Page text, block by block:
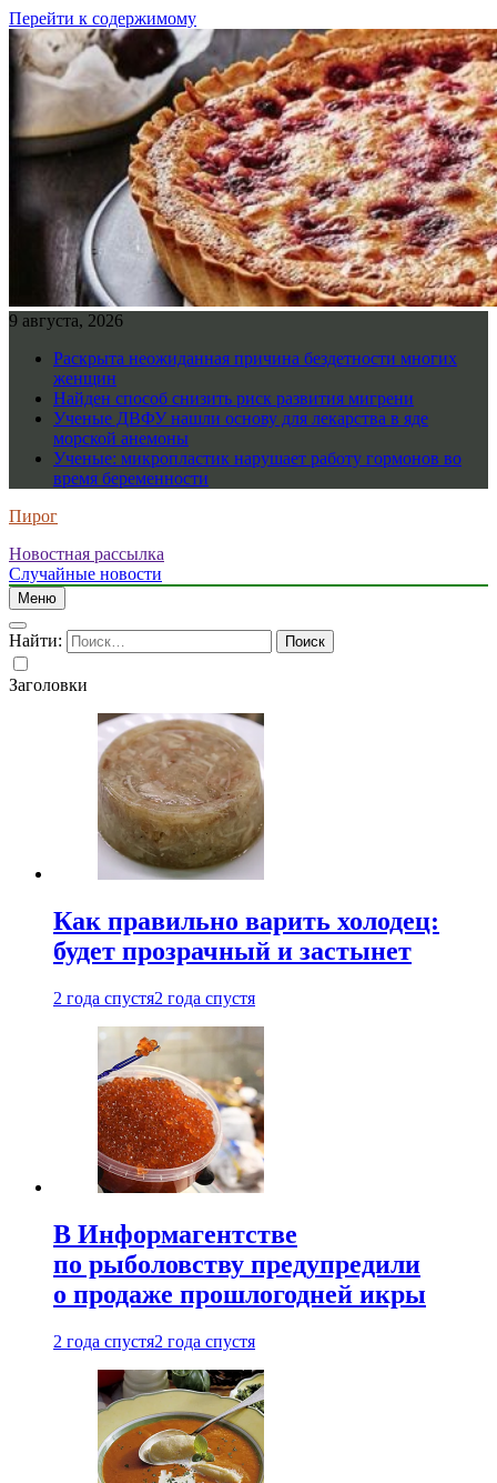
Перейти к содержимому
9 августа, 2026
Раскрыта неожиданная причина бездетности многих
женщин
Найден способ снизить риск развития мигрени
Ученые ДВФУ нашли основу для лекарства в яде
морской анемоны
Ученые: микропластик нарушает работу гормонов во
время беременности
Пирог
Новостная рассылка
Случайные новости
Меню
Найти:
Заголовки
Как правильно варить холодец:
будет прозрачный и застынет
2 года спустя2 года спустя
В Информагентстве
по рыболовству предупредили
о продаже прошлогодней икры
2 года спустя2 года спустя